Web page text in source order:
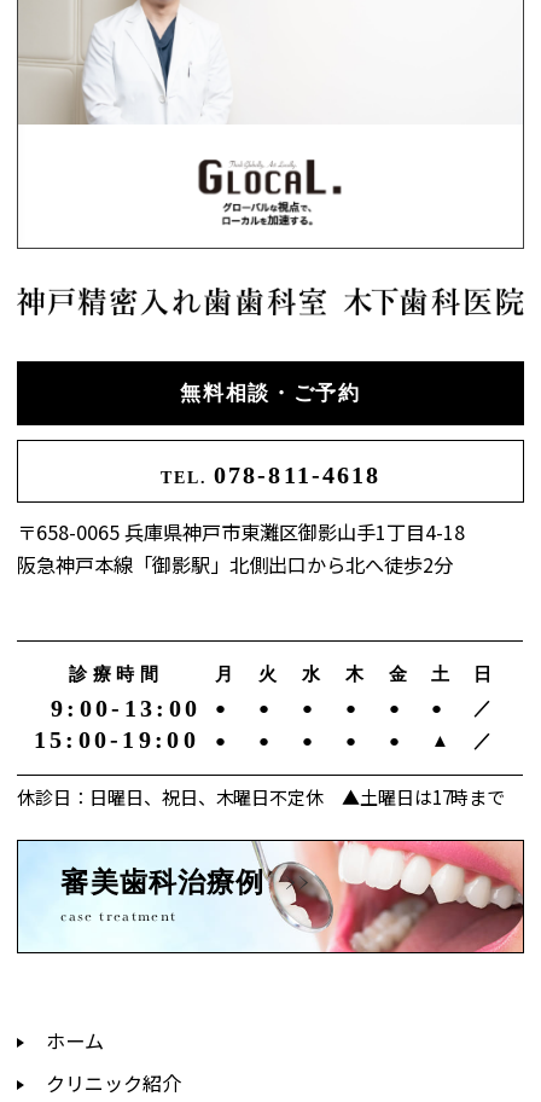
無料相談・ご予約
TEL. 078-811-4618
〒658-0065 兵庫県神戸市東灘区御影山手1丁目4-18
阪急神戸本線「御影駅」北側出口から北へ徒歩2分
審美歯科治療例
case treatment
診療時間 月 火 水 木 金 土 日
9:00-13:00 ● ● ● ● ● ● ／
15:00-19:00 ● ● ● ● ● ▲ ／
休診日：日曜日、祝日、木曜日不定休 ▲土曜日は17時まで
ホーム
クリニック紹介